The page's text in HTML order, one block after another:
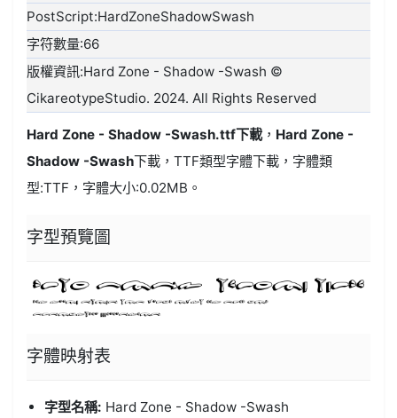
PostScript:HardZoneShadowSwash
字符數量:66
版權資訊:Hard Zone - Shadow -Swash ©
CikareotypeStudio. 2024. All Rights Reserved
Hard Zone - Shadow -Swash.ttf下載， Hard Zone -
Shadow -Swash下載，TTF類型字體下載，字體類
型:TTF ，字體大小:0.02MB。
字型預覽圖
字體映射表
字型名稱: Hard Zone - Shadow -Swash